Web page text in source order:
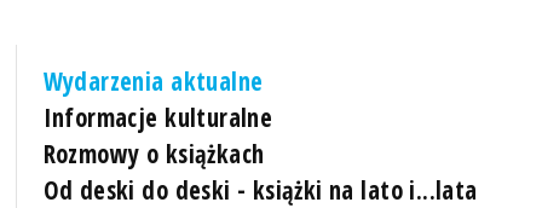
Wydarzenia aktualne
Informacje kulturalne
Rozmowy o książkach
Od deski do deski - książki na lato i...lata